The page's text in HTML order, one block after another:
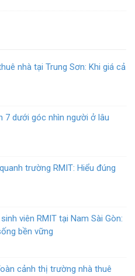
nhà tại Trung Sơn: Khi giá cả
7 dưới góc nhìn người ở lâu
trường RMIT: Hiểu đúng
viên RMIT tại Nam Sài Gòn:
bền vững
cảnh thị trường nhà thuê